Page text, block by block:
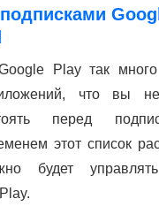
Play так
что вы
перед
этот список
будет